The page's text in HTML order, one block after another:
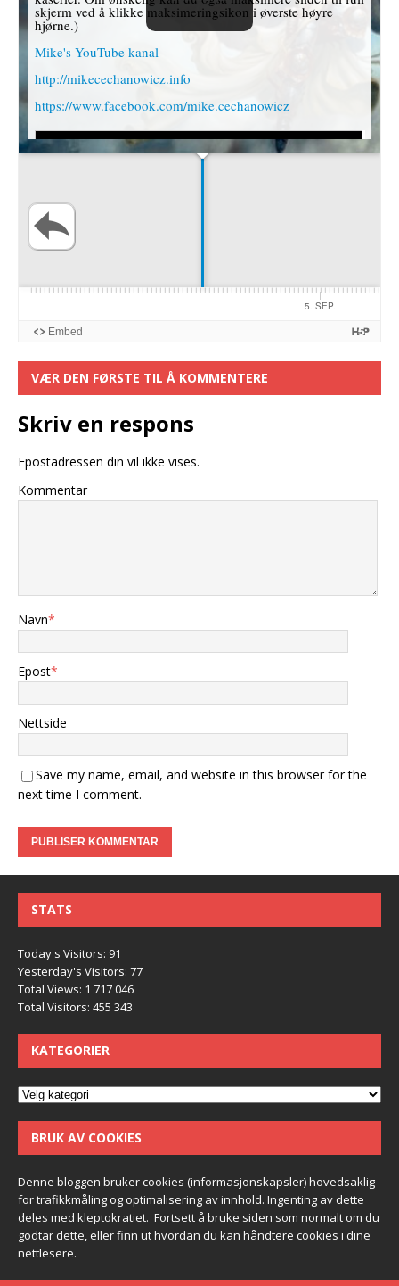
VÆR DEN FØRSTE TIL Å KOMMENTERE
Skriv en respons
Epostadressen din vil ikke vises.
Kommentar
Navn*
Epost*
Nettside
Save my name, email, and website in this browser for the
next time I comment.
STATS
Today's Visitors: 91
Yesterday's Visitors: 77
Total Views: 1 717 046
Total Visitors: 455 343
KATEGORIER
BRUK AV COOKIES
Denne bloggen bruker cookies (informasjonskapsler) hovedsaklig
for trafikkmåling og optimalisering av innhold. Ingenting av dette
deles med kleptokratiet. Fortsett å bruke siden som normalt om du
godtar dette, eller finn ut hvordan du kan håndtere cookies i dine
nettlesere.